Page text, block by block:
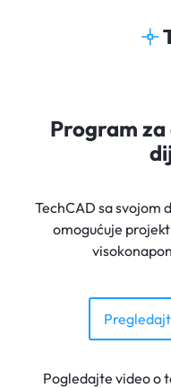
Program
TechCAD sa svojom
omogućuje
Pogledajte video o